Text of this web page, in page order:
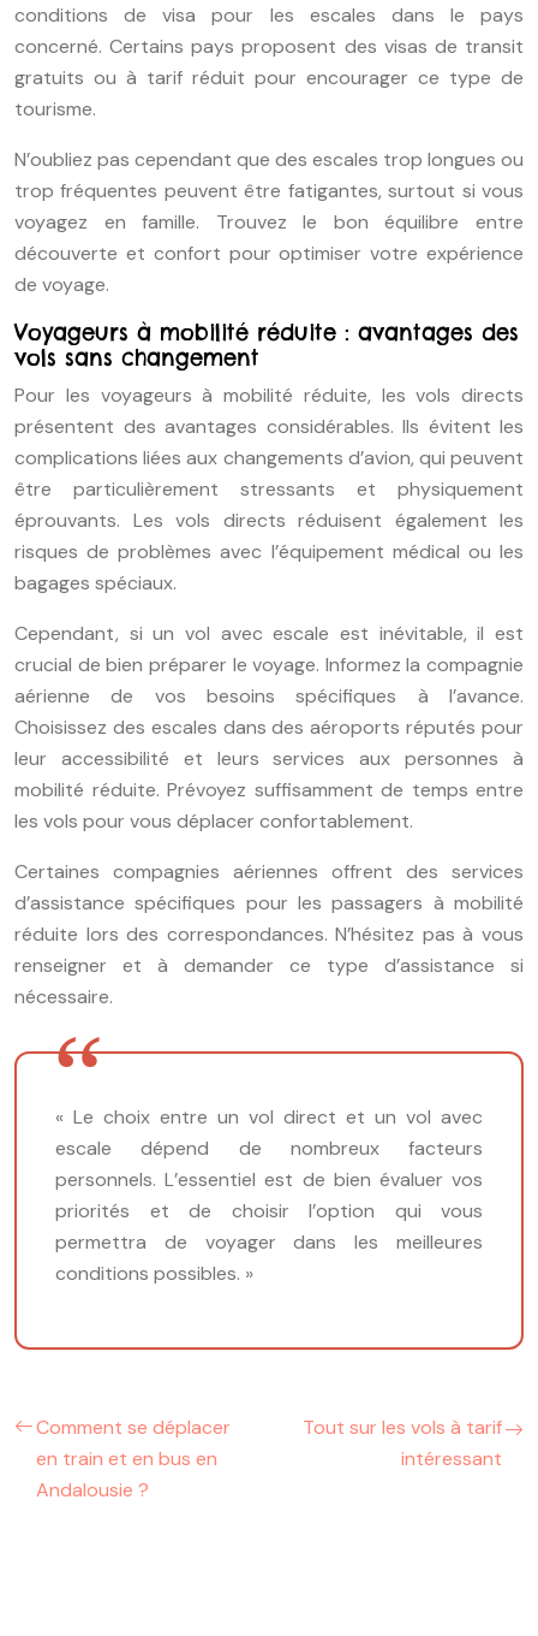
conditions de visa pour les escales dans le pays
concerné. Certains pays proposent des visas de transit
gratuits ou à tarif réduit pour encourager ce type de
tourisme.
N’oubliez pas cependant que des escales trop longues ou
trop fréquentes peuvent être fatigantes, surtout si vous
voyagez en famille. Trouvez le bon équilibre entre
découverte et confort pour optimiser votre expérience
de voyage.
Voyageurs à mobilité réduite : avantages des
vols sans changement
Pour les voyageurs à mobilité réduite, les vols directs
présentent des avantages considérables. Ils évitent les
complications liées aux changements d’avion, qui peuvent
être particulièrement stressants et physiquement
éprouvants. Les vols directs réduisent également les
risques de problèmes avec l’équipement médical ou les
bagages spéciaux.
Cependant, si un vol avec escale est inévitable, il est
crucial de bien préparer le voyage. Informez la compagnie
aérienne de vos besoins spécifiques à l’avance.
Choisissez des escales dans des aéroports réputés pour
leur accessibilité et leurs services aux personnes à
mobilité réduite. Prévoyez suffisamment de temps entre
les vols pour vous déplacer confortablement.
Certaines compagnies aériennes offrent des services
d’assistance spécifiques pour les passagers à mobilité
réduite lors des correspondances. N’hésitez pas à vous
renseigner et à demander ce type d’assistance si
nécessaire.
« Le choix entre un vol direct et un vol avec
escale dépend de nombreux facteurs
personnels. L’essentiel est de bien évaluer vos
priorités et de choisir l’option qui vous
permettra de voyager dans les meilleures
conditions possibles. »
Comment se déplacer
en train et en bus en
Andalousie ?
Tout sur les vols à tarif
intéressant